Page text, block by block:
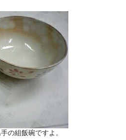
の組飯碗ですよ。